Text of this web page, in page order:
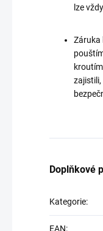
lze
Záruka
zajistili,
Doplňkové
Kategorie:
EAN: